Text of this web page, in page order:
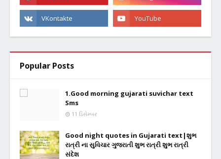
Popular Posts
1.Good morning gujarati suvichar text
Sms
11 ડિસેમ્બર
Good night quotes in Gujarati text|શુભ
રાત્રી ના સુવિચાર ગુજરાતી શુભ રાત્રી શુભ રાત્રી
સંદેશ